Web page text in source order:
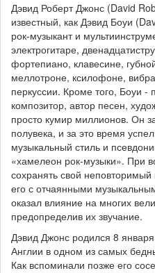
Дэвид Роберт Джонс (David
известный, как Дэвид Боуи
рок-музыкант и
электрогитаре,
фортепиано, клавесине,
меллотроне, ксилофоне,
перкуссии. Кроме того, Боуи -
композитор, автор песен,
просто кумир миллионов. Он
полувека, и за это время
музыкальный стиль и
«хамелеон рок-музыки». При
сохранять свой
его с отчаянными
оказал влияние на многих
предопределив их звучание.
Дэвид Джонс родился 8
Англии в одном из самых
Как вспоминали позже его